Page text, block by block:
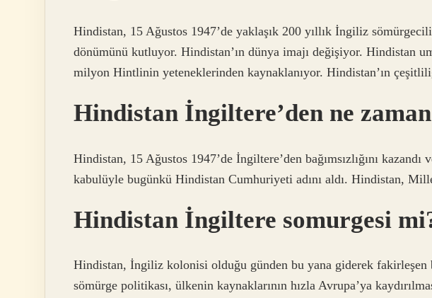
Hindistan, 15 Ağustos 1947’de yaklaşık 200 yıllık İngiliz
dönümünü kutluyor. Hindistan’ın dünya imajı değişiyor. Hindistan
milyon Hintlinin yeteneklerinden kaynaklanıyor. Hindistan’ın
Hindistan İngiltere’den ne zaman
Hindistan, 15 Ağustos 1947’de İngiltere’den bağımsızlığını kazandı
kabulüyle bugünkü Hindistan Cumhuriyeti adını aldı. Hindistan,
Hindistan İngiltere somurgesi
Hindistan, İngiliz kolonisi olduğu günden bu yana giderek
sömürge politikası, ülkenin kaynaklarının hızla Avrupa’ya